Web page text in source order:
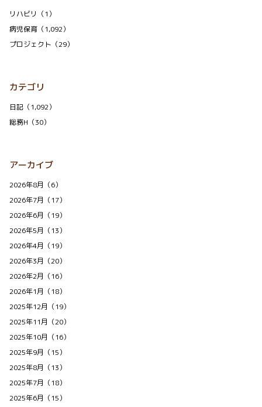
リハビリ（1）
病児保育（1,092）
プロジェクト（29）
カテゴリ
日記（1,092）
総務H（30）
アーカイブ
2026年8月（6）
2026年7月（17）
2026年6月（19）
2026年5月（13）
2026年4月（19）
2026年3月（20）
2026年2月（16）
2026年1月（18）
2025年12月（19）
2025年11月（20）
2025年10月（16）
2025年9月（15）
2025年8月（13）
2025年7月（18）
2025年6月（15）